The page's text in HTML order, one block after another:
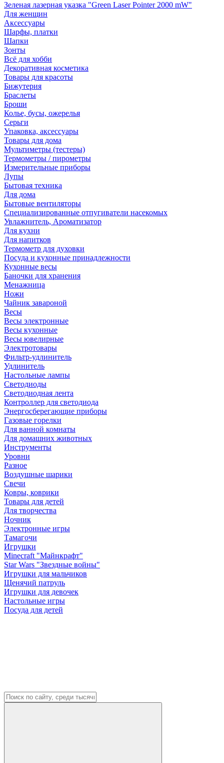
Зеленая лазерная указка "Green Laser Pointer 2000 mW"
Для женщин
Аксессуары
Шарфы, платки
Шапки
Зонты
Всё для хобби
Декоративная косметика
Товары для красоты
Бижутерия
Браслеты
Броши
Колье, бусы, ожерелья
Серьги
Упаковка, аксессуары
Товары для дома
Мультиметры (тестеры)
Термометры / пирометры
Измерительные приборы
Лупы
Бытовая техника
Для дома
Бытовые вентиляторы
Специализированные отпугиватели насекомых
Увлажнитель, Ароматизатор
Для кухни
Для напитков
Термометр для духовки
Посуда и кухонные принадлежности
Кухонные весы
Баночки для хранения
Менажница
Ножи
Чайник завароной
Весы
Весы электронные
Весы кухонные
Весы ювелирные
Электротовары
Фильтр-удлинитель
Удлинитель
Настольные лампы
Светодиоды
Светодиодная лента
Контроллер для светодиода
Энергосберегающие приборы
Газовые горелки
Для ванной комнаты
Для домашних животных
Инструменты
Уровни
Разное
Воздушные шарики
Свечи
Ковры, коврики
Товары для детей
Для творчества
Ночник
Электронные игры
Тамагочи
Игрушки
Minecraft "Майнкрафт"
Star Wars "Звездные войны"
Игрушки для мальчиков
Щенячий патруль
Игрушки для девочек
Настольные игры
Посуда для детей